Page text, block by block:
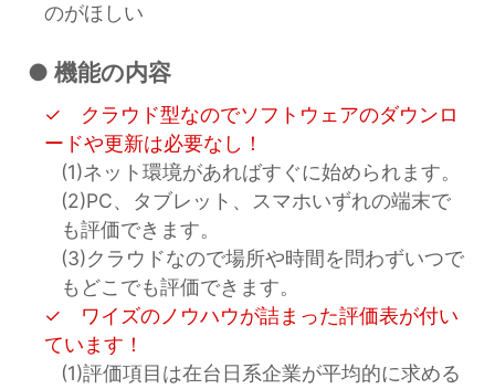
のがほしい
● 機能の内容
✓ クラウド型なのでソフトウェアのダウンロ
ードや更新は必要なし！
(1)ネット環境があればすぐに始められます。
(2)PC、タブレット、スマホいずれの端末で
も評価できます。
(3)クラウドなので場所や時間を問わずいつで
もどこでも評価できます。
✓ ワイズのノウハウが詰まった評価表が付い
ています！
(1)評価項目は在台日系企業が平均的に求める